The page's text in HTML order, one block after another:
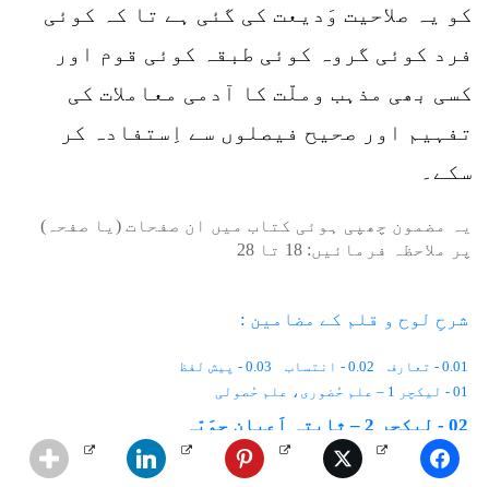
کو یہ صلاحیت وَدیعت کی گئی ہے تا کہ کوئی
فرد کوئی گروہ کوئی طبقہ کوئی قوم اور
کسی بھی مذہب وملّت کا آدمی معاملات کی
تفہیم اور صحیح فیصلوں سے اِستفادہ کر
سکے۔
یہ مضمون چھپی ہوئی کتاب میں ان صفحات (یا صفحہ)
پر ملاحظہ فرمائیں: 18 تا 28
شرحِ لوح و قلم کے مضامین :
0.01 - تعارف 0.02 - انتساب
0.03 - پیش لفظ
01 - لیکچر 1 – علم حُضوری، علم حُصولی
02 - لیکچر 2 – ثابِتہ اَعیان جوَیّہ
03 - لیکچر 3 – لوحِ محفوظ
04 - لیکچر 4 – مُغَیَّباتِ اَکوان
سارے دکھاو ↓